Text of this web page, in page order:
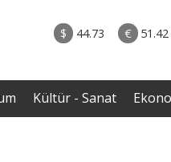
$ 44.73 € 51.42
imzayı attı!
yürürlüğe girdi
Kültür - Sanat